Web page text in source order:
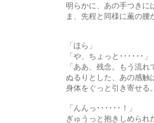
明らかに、あの手つきには下心が感
ま、先程と同様に薫の腰から胸
「ほら」
「や、ちょっと･･････」
「ああ、残念。もう流れてし
ぬるりとした、あの感触はなかった
身体をぐっと引き寄せる。
「んんっ･･････！」
ぎゅうっと抱きしめられたかと思